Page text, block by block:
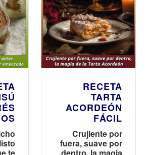
te
RECETA
TARTA
ACORDEÓN
FÁCIL
Crujiente por
fuera, suave por
dentro, la magia